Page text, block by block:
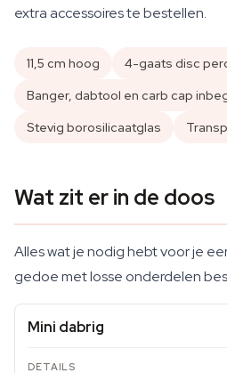
extra accessoires te bestellen.
11,5 cm hoog
4-gaats disc
Banger, dabtool en carb cap
Stevig borosilicaatglas
Wat zit er in de doos
Alles wat je nodig hebt voor je
gedoe met losse onderdelen
Mini dabrig